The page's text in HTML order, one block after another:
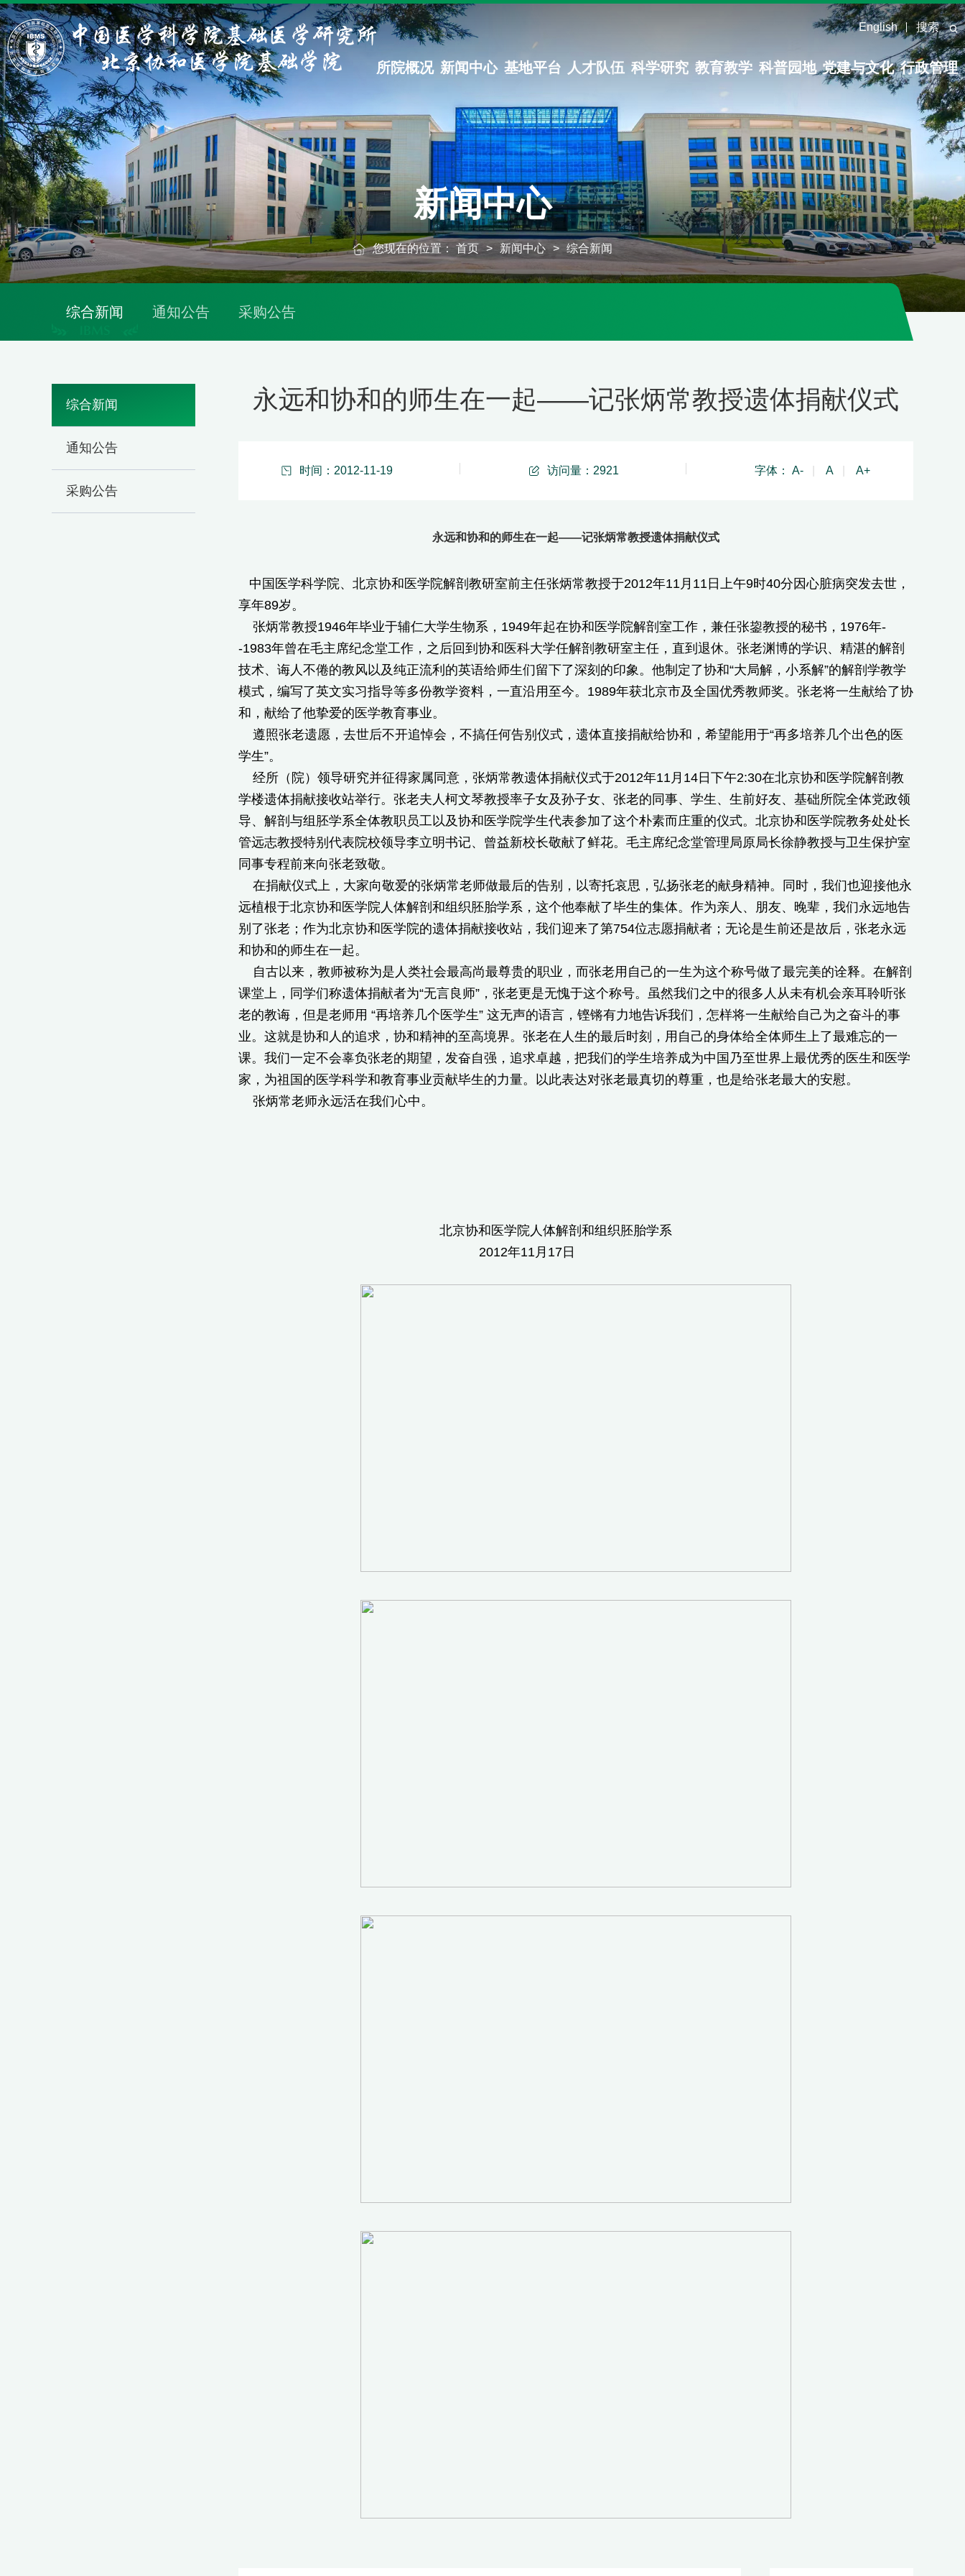
English 搜索
所院概况 新闻中心 基地平台 人才队伍 科学研究 教育教学 科普园地 党建与文化 行政管理
新闻中心
您现在的位置： 首页 > 新闻中心 > 综合新闻
综合新闻 通知公告 采购公告
综合新闻
通知公告
采购公告
永远和协和的师生在一起——记张炳常教授遗体捐献仪式
时间：2012-11-19 访问量： 2921 字体： A- A A+
永远和协和的师生在一起——记张炳常教授遗体捐献仪式
中国医学科学院、北京协和医学院解剖教研室前主任张炳常教授于2012年11月11日上午9时40分因心脏病突发去世，
享年89岁。
张炳常教授1946年毕业于辅仁大学生物系，1949年起在协和医学院解剖室工作，兼任张鋆教授的秘书，1976年-
-1983年曾在毛主席纪念堂工作，之后回到协和医科大学任解剖教研室主任，直到退休。张老渊博的学识、精湛的解剖
技术、诲人不倦的教风以及纯正流利的英语给师生们留下了深刻的印象。他制定了协和“大局解，小系解”的解剖学教学
模式，编写了英文实习指导等多份教学资料，一直沿用至今。1989年获北京市及全国优秀教师奖。张老将一生献给了协
和，献给了他挚爱的医学教育事业。
遵照张老遗愿，去世后不开追悼会，不搞任何告别仪式，遗体直接捐献给协和，希望能用于“再多培养几个出色的医
学生”。
经所（院）领导研究并征得家属同意，张炳常教遗体捐献仪式于2012年11月14日下午2:30在北京协和医学院解剖教
学楼遗体捐献接收站举行。张老夫人柯文琴教授率子女及孙子女、张老的同事、学生、生前好友、基础所院全体党政领
导、解剖与组胚学系全体教职员工以及协和医学院学生代表参加了这个朴素而庄重的仪式。北京协和医学院教务处处长
管远志教授特别代表院校领导李立明书记、曾益新校长敬献了鲜花。毛主席纪念堂管理局原局长徐静教授与卫生保护室
同事专程前来向张老致敬。
在捐献仪式上，大家向敬爱的张炳常老师做最后的告别，以寄托哀思，弘扬张老的献身精神。同时，我们也迎接他永
远植根于北京协和医学院人体解剖和组织胚胎学系，这个他奉献了毕生的集体。作为亲人、朋友、晚辈，我们永远地告
别了张老；作为北京协和医学院的遗体捐献接收站，我们迎来了第754位志愿捐献者；无论是生前还是故后，张老永远
和协和的师生在一起。
自古以来，教师被称为是人类社会最高尚最尊贵的职业，而张老用自己的一生为这个称号做了最完美的诠释。在解剖
课堂上，同学们称遗体捐献者为“无言良师”，张老更是无愧于这个称号。虽然我们之中的很多人从未有机会亲耳聆听张
老的教诲，但是老师用 “再培养几个医学生” 这无声的语言，铿锵有力地告诉我们，怎样将一生献给自己为之奋斗的事
业。这就是协和人的追求，协和精神的至高境界。张老在人生的最后时刻，用自己的身体给全体师生上了最难忘的一
课。我们一定不会辜负张老的期望，发奋自强，追求卓越，把我们的学生培养成为中国乃至世界上最优秀的医生和医学
家，为祖国的医学科学和教育事业贡献毕生的力量。以此表达对张老最真切的尊重，也是给张老最大的安慰。
张炳常老师永远活在我们心中。
北京协和医学院人体解剖和组织胚胎学系
2012年11月17日